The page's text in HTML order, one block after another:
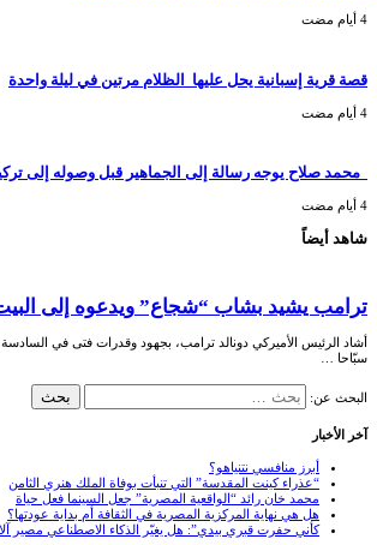
قصة قرية إسبانية يحل عليها الظلام مرتين في ليلة واحدة
محمد صلاح يوجه رسالة إلى الجماهير قبل وصوله إلى
شاهد أيضاً
ترامب يشيد بشاب “شجاع” ويدعوه إلى
أشاد الرئيس الأميركي دونالد ترامب، بجهود وقدرات فتى في
سبّاحا …
البحث عن:
آخر الأخبار
أبرز منافسي نتنياهو؟
“عذراء كينت المقدسة” التي تنبأت بوفاة الملك هنري الثامن
محمد خان رائد “الواقعية المصرية” جعل السينما فعل حياة
هل هي نهاية المركزية المصرية في الثقافة أم بداية عودتها؟
كأني حفرت قبري بيدي”: هل يغيّر الذكاء الاصطناعي مصير